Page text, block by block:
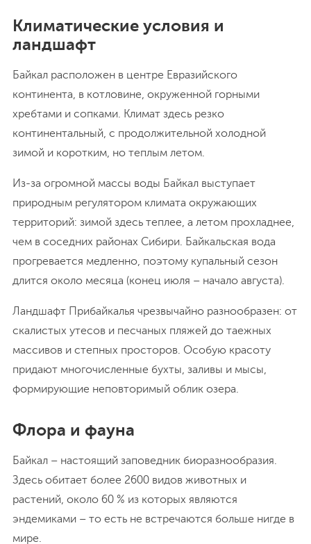
Климатические условия и
ландшафт
Байкал расположен в центре Евразийского
континента, в котловине, окруженной горными
хребтами и сопками. Климат здесь резко
континентальный, с продолжительной холодной
зимой и коротким, но теплым летом.
Из-за огромной массы воды Байкал выступает
природным регулятором климата окружающих
территорий: зимой здесь теплее, а летом прохладнее,
чем в соседних районах Сибири. Байкальская вода
прогревается медленно, поэтому купальный сезон
длится около месяца (конец июля – начало августа).
Ландшафт Прибайкалья чрезвычайно разнообразен: от
скалистых утесов и песчаных пляжей до таежных
массивов и степных просторов. Особую красоту
придают многочисленные бухты, заливы и мысы,
формирующие неповторимый облик озера.
Флора и фауна
Байкал – настоящий заповедник биоразнообразия.
Здесь обитает более 2600 видов животных и
растений, около 60 % из которых являются
эндемиками – то есть не встречаются больше нигде в
мире.